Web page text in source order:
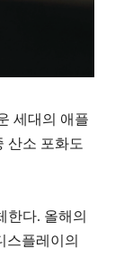
세대의 애플
산소 포화도
한다. 올해의
스플레이의